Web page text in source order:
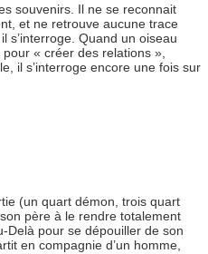
souvenirs. Il ne se reconnait
et ne retrouve aucune trace
s’interroge. Quand un oiseau
« créer des relations »,
il s’interroge encore une fois sur
(un quart démon, trois quart
père à le rendre totalement
Delà pour se dépouiller de son
en compagnie d’un homme,